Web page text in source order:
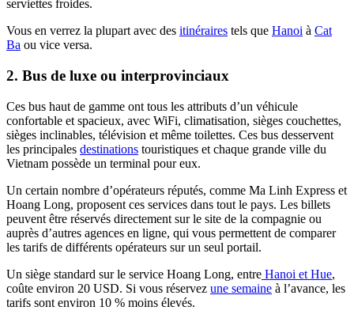
serviettes froides.
Vous en verrez la plupart avec des itinéraires tels que Hanoi à Cat
Ba ou vice versa.
2. Bus de luxe ou interprovinciaux
Ces bus haut de gamme ont tous les attributs d’un véhicule
confortable et spacieux, avec WiFi, climatisation, sièges couchettes,
sièges inclinables, télévision et même toilettes. Ces bus desservent
les principales destinations touristiques et chaque grande ville du
Vietnam possède un terminal pour eux.
Un certain nombre d’opérateurs réputés, comme Ma Linh Express et
Hoang Long, proposent ces services dans tout le pays. Les billets
peuvent être réservés directement sur le site de la compagnie ou
auprès d’autres agences en ligne, qui vous permettent de comparer
les tarifs de différents opérateurs sur un seul portail.
Un siège standard sur le service Hoang Long, entre Hanoi et Hue,
coûte environ 20 USD. Si vous réservez une semaine à l’avance, les
tarifs sont environ 10 % moins élevés.